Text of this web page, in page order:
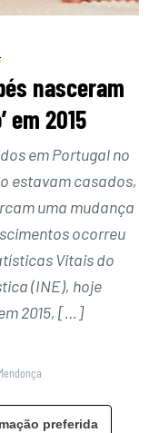
nasceram
em 2015
em Portugal no
estavam casados,
uma mudança
ocorreu
Vitais do
(INE), hoje
2015, […]
preferida